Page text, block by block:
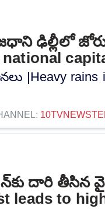
ఢిల్లీలో
|Heavy rains
దారి తీసిన
leads to